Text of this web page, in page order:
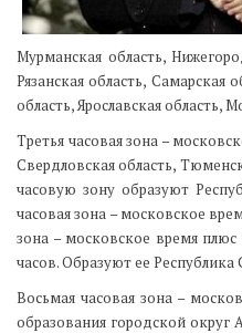
Мурманская область,
Рязанская область, Самарская
область, Ярославская область,
Третья часовая зона –
Свердловская область,
часовую зону образуют
часовая зона – московское
зона – московское время плюс
часов. Образуют ее
Восьмая часовая зона –
образования городской округ